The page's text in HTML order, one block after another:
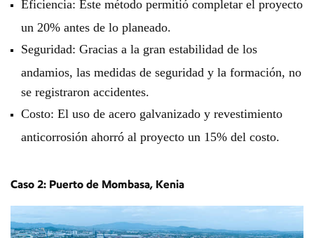
Eficiencia: Este método permitió completar el proyecto
un 20% antes de lo planeado.
Seguridad: Gracias a la gran estabilidad de los
andamios, las medidas de seguridad y la formación, no
se registraron accidentes.
Costo: El uso de acero galvanizado y revestimiento
anticorrosión ahorró al proyecto un 15% del costo.
Caso 2: Puerto de Mombasa, Kenia